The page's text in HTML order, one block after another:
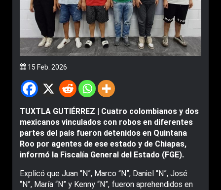
15 Feb. 2026
TUXTLA GUTIÉRREZ | Cuatro colombianos y dos
mexicanos vinculados con robos en diferentes
partes del país fueron detenidos en Quintana
Roo por agentes de ese estado y de Chiapas,
informó la Fiscalía General del Estado (FGE).
Explicó que Juan “N”, Marco “N”, Daniel “N”, José
“N”, María “N” y Kenny “N”, fueron aprehendidos en